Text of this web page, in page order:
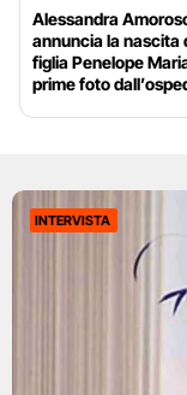
Alessandra
annuncia la nascita
figlia Penelope
prime foto
INTERVISTA